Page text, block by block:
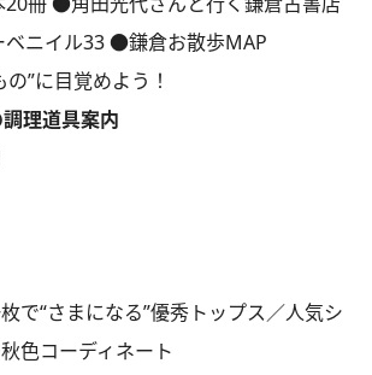
ニイル33 ●鎌倉お散歩MAP
”に目覚めよう！
理道具案内
で“さまになる”優秀トップス／人気シ
色コーディネート